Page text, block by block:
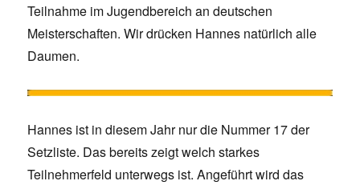
Teilnahme im Jugendbereich an deutschen
Meisterschaften. Wir drücken Hannes natürlich alle
Daumen.
Hannes ist in diesem Jahr nur die Nummer 17 der
Setzliste. Das bereits zeigt welch starkes
Teilnehmerfeld unterwegs ist. Angeführt wird das